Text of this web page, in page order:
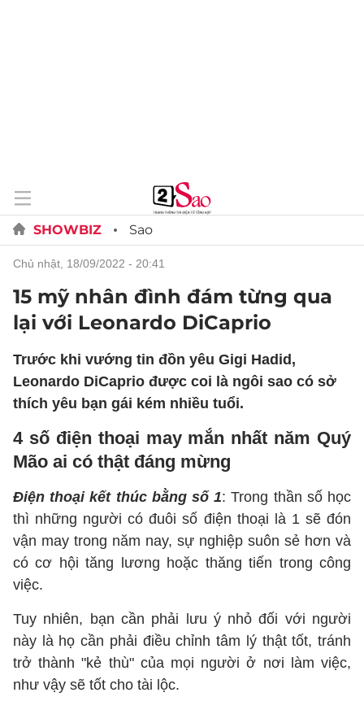
SHOWBIZ Sao
chủ nhật, 18/09/2022 - 20:41
15 mỹ nhân đình đám từng qua
lại với Leonardo DiCaprio
Trước khi vướng tin đồn yêu Gigi Hadid,
Leonardo DiCaprio được coi là ngôi sao có sở
thích yêu bạn gái kém nhiều tuổi.
4 số điện thoại may mắn nhất năm Quý
Mão ai có thật đáng mừng
Điện thoại kết thúc bằng số 1: Trong thần số học
thì những người có đuôi số điện thoại là 1 sẽ đón
vận may trong năm nay, sự nghiệp suôn sẻ hơn và
có cơ hội tăng lương hoặc thăng tiến trong công
việc.
Tuy nhiên, bạn cần phải lưu ý nhỏ đối với người
này là họ cần phải điều chỉnh tâm lý thật tốt, tránh
trở thành "kẻ thù" của mọi người ở nơi làm việc,
như vậy sẽ tốt cho tài lộc.